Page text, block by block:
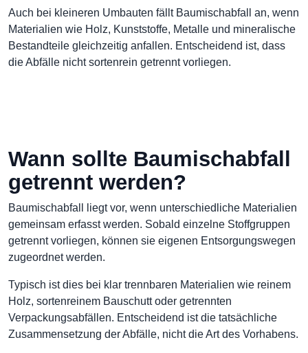
Auch bei kleineren Umbauten fällt Baumischabfall an, wenn
Materialien wie Holz, Kunststoffe, Metalle und mineralische
Bestandteile gleichzeitig anfallen. Entscheidend ist, dass
die Abfälle nicht sortenrein getrennt vorliegen.
Wann sollte Baumischabfall
getrennt werden?
Baumischabfall liegt vor, wenn unterschiedliche Materialien
gemeinsam erfasst werden. Sobald einzelne Stoffgruppen
getrennt vorliegen, können sie eigenen Entsorgungswegen
zugeordnet werden.
Typisch ist dies bei klar trennbaren Materialien wie reinem
Holz, sortenreinem Bauschutt oder getrennten
Verpackungsabfällen. Entscheidend ist die tatsächliche
Zusammensetzung der Abfälle, nicht die Art des Vorhabens.